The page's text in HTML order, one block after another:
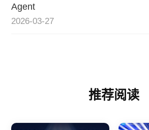
Agent
2026-03-27
推荐阅读